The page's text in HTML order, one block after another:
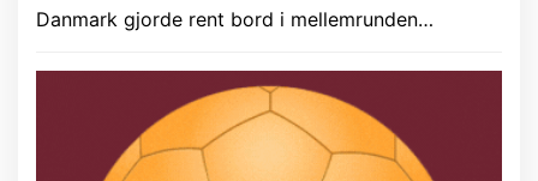
Danmark gjorde rent bord i mellemrunden…